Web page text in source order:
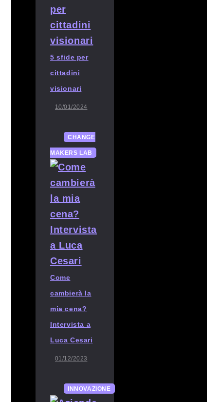
5 sfide per
cittadini
visionari
10/01/2024
CHANGE
MAKERS LAB
Come
cambierà la
mia cena?
Intervista a
Luca Cesari
01/12/2023
INNOVAZIONE